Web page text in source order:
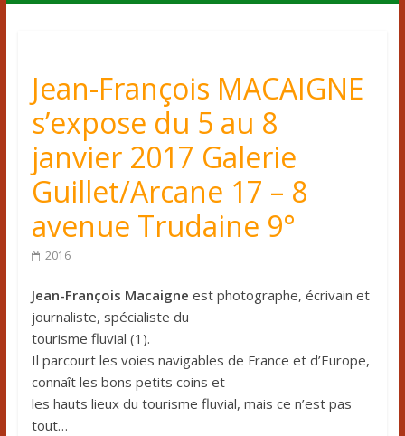
Jean-François MACAIGNE
s’expose du 5 au 8
janvier 2017 Galerie
Guillet/Arcane 17 – 8
avenue Trudaine 9°
2016
Jean-François Macaigne est photographe, écrivain et
journaliste, spécialiste du
tourisme fluvial (1).
Il parcourt les voies navigables de France et d’Europe,
connaît les bons petits coins et
les hauts lieux du tourisme fluvial, mais ce n’est pas
tout…